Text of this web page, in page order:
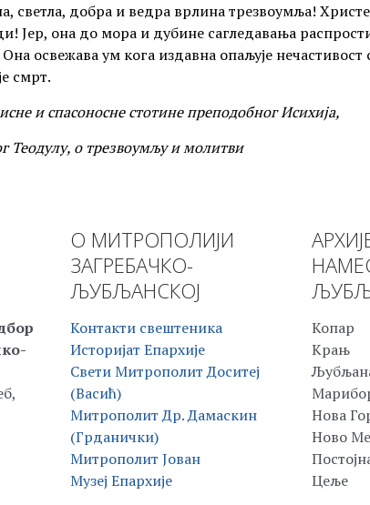
светла, добра и ведра врлина трезвоумља!
Јер, она до мора и дубине сагледавања
освежава ум кога издавна опаљује
смрт.
и спасоносне стотине преподобног Исихија,
Теодулу, о трезвоумљу и молитви
О МИТРОПОЛИЈИ
ЗАГРЕБАЧКО-
ЉУБЉАНСКОЈ
Контакти свештеника
Историјат Епархије
Свети Митрополит Доситеј
(Васић)
Митрополит Др. Дамаскин
(Грданички)
Митрополит Јован
Музеј Епархије
Копар
Крањ
Нова
Ново
Цеље